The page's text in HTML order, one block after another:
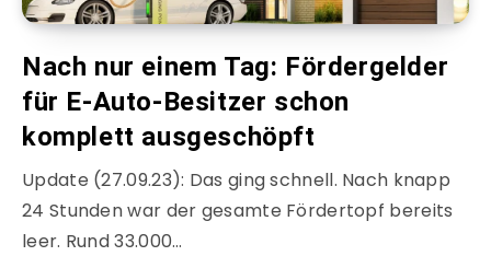
Nach nur einem Tag: Fördergelder
für E-Auto-Besitzer schon
komplett ausgeschöpft
Update (27.09.23): Das ging schnell. Nach knapp
24 Stunden war der gesamte Fördertopf bereits
leer. Rund 33.000…